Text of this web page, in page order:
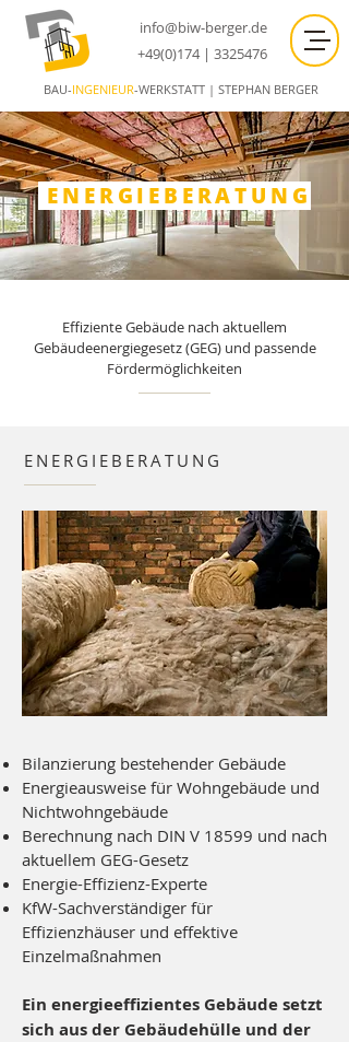
BAU-INGENIEUR-WERKSTATT | STEPHAN BERGER
info@biw-berger.de
+49(0)174 | 3325476
ENERGIEBERATUNG
Effiziente Gebäude nach aktuellem
Gebäudeenergiegesetz (GEG) und passende
Fördermöglichkeiten
ENERGIEBERATUNG
Bilanzierung bestehender Gebäude
Energieausweise für Wohngebäude und
Nichtwohngebäude
Berechnung nach DIN V 18599 und nach
aktuellem GEG-Gesetz
Energie-Effizienz-Experte
KfW-Sachverständiger für
Effizienzhäuser und effektive
Einzelmaßnahmen
Ein energieeffizientes Gebäude setzt
sich aus der Gebäudehülle und der